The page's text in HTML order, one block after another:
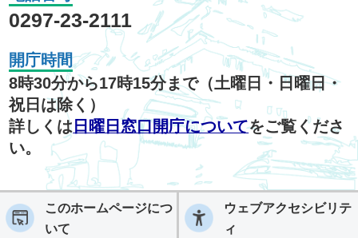
0297-23-2111
開庁時間
8時30分から17時15分まで（土曜日・日曜日・
祝日は除く）
詳しくは 日曜日窓口開庁についてをご覧くださ
い。
このホームページにつ
いて
ウェブアクセシビリテ
ィ